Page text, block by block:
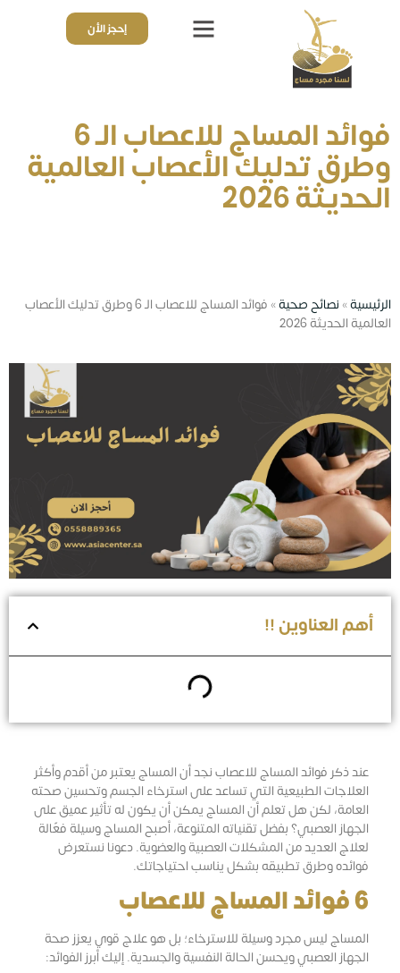
إحجز الأن
فوائد المساج للاعصاب الـ 6
وطرق تدليك الأعصاب العالمية
الحديثة 2026
الرئيسية»نصائح صحية»
فوائد المساج للاعصاب الـ 6 وطرق تدليك الأعصاب
العالمية الحديثة 2026
أهم العناوين !!
عند ذكر فوائد المساج للاعصاب نجد أن المساج يعتبر من أقدم وأكثر
العلاجات الطبيعية التي تساعد على استرخاء الجسم وتحسين صحته
العامة، لكن هل تعلم أن المساج يمكن أن يكون له تأثير عميق على
الجهاز العصبي؟ بفضل تقنياته المتنوعة، أصبح المساج وسيلة فعّالة
لعلاج العديد من المشكلات العصبية والعضوية. دعونا نستعرض
فوائده وطرق تطبيقه بشكل يناسب احتياجاتك.
6 فوائد المساج للاعصاب
المساج ليس مجرد وسيلة للاسترخاء؛ بل هو علاج قوي يعزز صحة
الجهاز العصبي ويحسن الحالة النفسية والجسدية. إليك أبرز الفوائد: